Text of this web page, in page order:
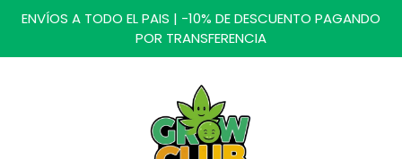
ENVÍOS A TODO EL PAIS | -10% DE DESCUENTO PAGANDO
POR TRANSFERENCIA